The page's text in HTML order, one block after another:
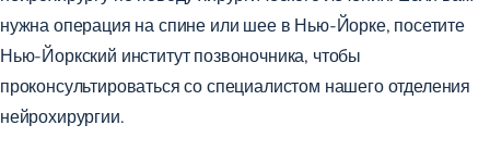
нужна операция на спине или шее в Нью-Йорке, посетите
Нью-Йоркский институт позвоночника, чтобы
проконсультироваться со специалистом нашего отделения
нейрохирургии.